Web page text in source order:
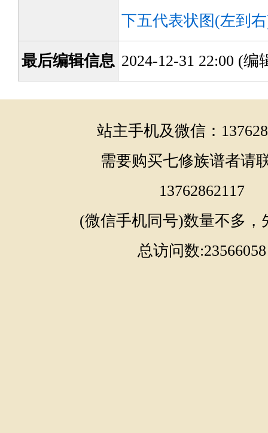
下五代表状图(左到
最后编辑信息 2024-12-31 22:00 (编
站主手机及微信：
需要购买七修族谱者请
13762862117
(微信手机同号)数量不多，
总访问数:23566058